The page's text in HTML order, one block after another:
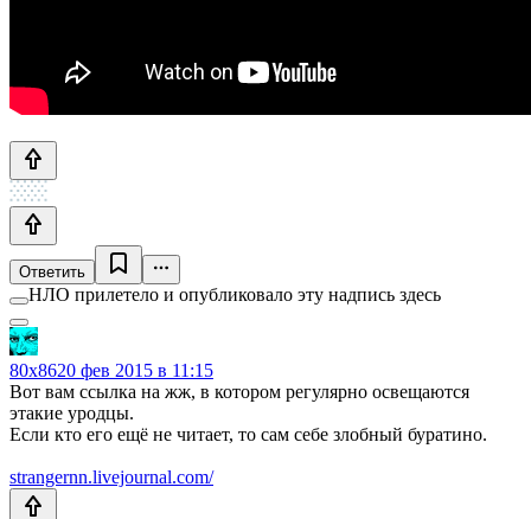
Ответить
НЛО прилетело и опубликовало эту надпись здесь
80x8620 фев 2015 в 11:15
Вот вам ссылка на жж, в котором регулярно освещаются
этакие уродцы.
Если кто его ещё не читает, то сам себе злобный буратино.
strangernn.livejournal.com/